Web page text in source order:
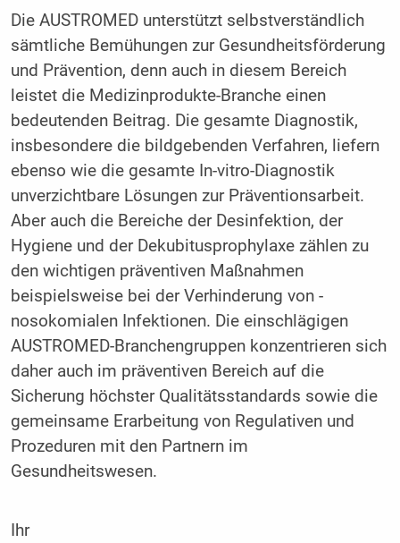
Die AUSTROMED unterstützt selbstverständlich
sämtliche Bemühungen zur Gesundheitsförderung
und Prävention, denn auch in diesem Bereich
leistet die Medizinprodukte-Branche einen
bedeutenden Beitrag. Die gesamte Diagnostik,
insbesondere die bildgebenden Verfahren, liefern
ebenso wie die gesamte In-vitro-Diagnostik
unverzichtbare Lösungen zur Präventionsarbeit.
Aber auch die Bereiche der Desinfektion, der
Hygiene und der Dekubitusprophylaxe zählen zu
den wichtigen präventiven Maßnahmen
beispielsweise bei der Verhinderung von ­
nosokomialen Infektionen. Die einschlägigen
AUSTROMED-Branchengruppen konzentrieren sich
daher auch im präventiven Bereich auf die
Sicherung höchster Qualitätsstandards sowie die
gemeinsame Erarbeitung von Regulativen und
Prozeduren mit den Partnern im
Gesundheitswesen.
Ihr